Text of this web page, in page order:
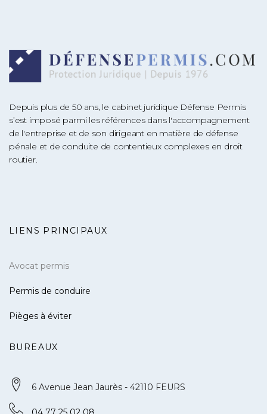
Depuis plus de 50 ans, le cabinet juridique Défense Permis
s’est imposé parmi les références dans l'accompagnement
de l'entreprise et de son dirigeant en matière de défense
pénale et de conduite de contentieux complexes en droit
routier.
LIENS PRINCIPAUX
Avocat permis
Permis de conduire
Pièges à éviter
BUREAUX
6 Avenue Jean Jaurès - 42110 FEURS